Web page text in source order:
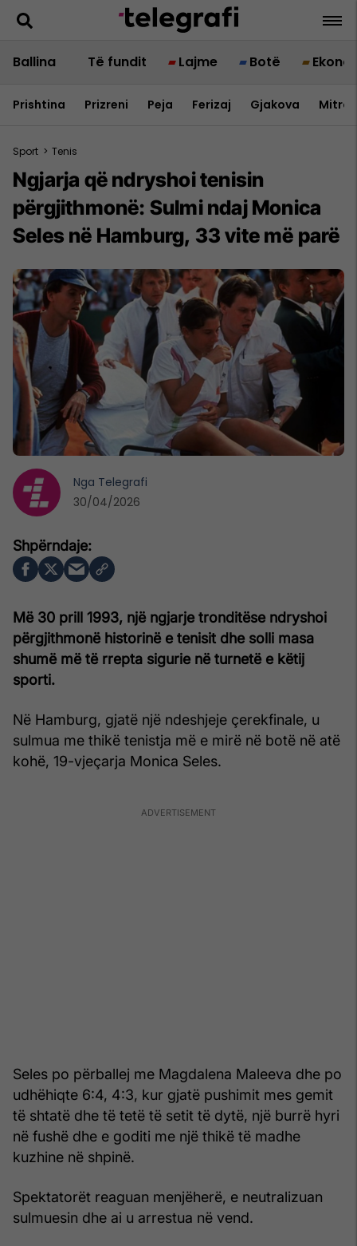
Ballina Të fundit Lajme Botë
Prishtina Prizreni Peja Ferizaj Gjakova
Sport > Tenis
Ngjarja që ndryshoi tenisin
përgjithmonë: Sulmi ndaj Monica
Seles në Hamburg, 33 vite më parë
Më 30 prill 1993, një ngjarje tronditëse ndryshoi
përgjithmonë historinë e tenisit dhe solli masa
shumë më të rrepta sigurie në turnetë e këtij
sporti.
Në Hamburg, gjatë një ndeshjeje çerekfinale, u
sulmua me thikë tenistja më e mirë në botë në atë
kohë, 19-vjeçarja Monica Seles.
Seles po përballej me Magdalena Maleeva dhe po
udhëhiqte 6:4, 4:3, kur gjatë pushimit mes gemit
të shtatë dhe të tetë të setit të dytë, një burrë hyri
në fushë dhe e goditi me një thikë të madhe
kuzhine në shpinë.
Spektatorët reaguan menjëherë, e neutralizuan
sulmuesin dhe ai u arrestua në vend.
Nga Telegrafi
30/04/2026